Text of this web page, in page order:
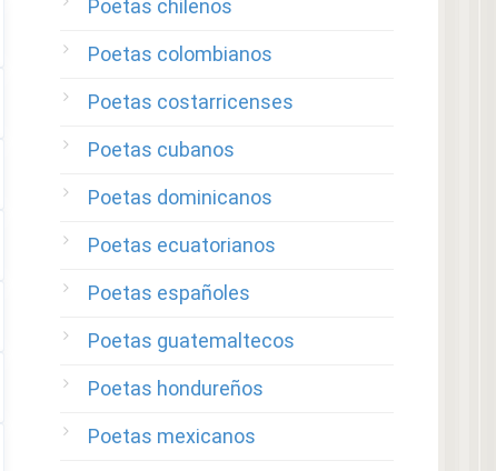
Poetas chilenos
Poetas colombianos
Poetas costarricenses
Poetas cubanos
Poetas dominicanos
Poetas ecuatorianos
Poetas españoles
Poetas guatemaltecos
Poetas hondureños
Poetas mexicanos